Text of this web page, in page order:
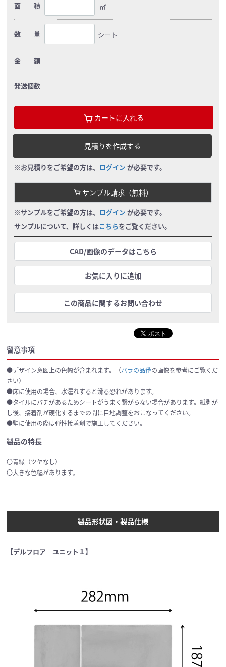
面 積
㎡
数 量 シート
金 額
発送個数
カートに入れる
見積りを作成する
※お見積りをご希望の方は、 ログイン が必要です。
サンプル請求（無料）
※サンプルをご希望の方は、 ログイン が必要です。
サンプルについて、詳しくはこちらをご覧ください。
CAD/画像のデータはこちら
お気に入りに追加
この商品に関するお問い合わせ
留意事項
●デザイン意図上の色幅が含まれます。（バラの品番の画像を参考にご覧くだ
さい）
●床に使用の場合、水濡れすると滑る恐れがあります。
●タイルにバチがあるためシートがうまく繋がらない場合があります。紙剥が
し後、接着剤が硬化するまでの間に目地調整をおこなってください。
●壁に使用の際は弾性接着剤で施工してください。
製品の特長
〇青緑（ツヤなし）
〇大きな色幅があります。
製品形状図・製品仕様
【デルフロア ユニット１】